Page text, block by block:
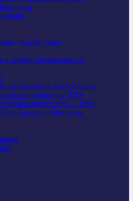
/ Крсне славе
и колонистичка насеља
рат и српски добровољци
рат и геноцид у НДХ
рат 1991 – 1995
и Косово и Метохија